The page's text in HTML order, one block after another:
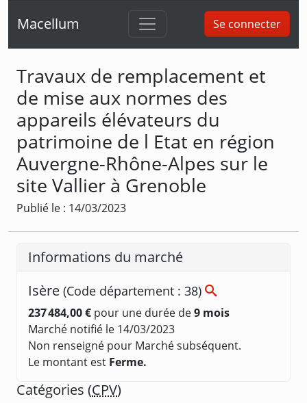
Macellum Se connecter
Travaux de remplacement et
de mise aux normes des
appareils élévateurs du
patrimoine de l Etat en région
Auvergne-Rhône-Alpes sur le
site Vallier à Grenoble
Publié le : 14/03/2023
Informations du marché
Isère (Code département : 38)
237 484,00 € pour une durée de9 mois
Marché notifié le 14/03/2023
Non renseigné pour Marché subséquent.
Le montant est Ferme.
Catégories (CPV)